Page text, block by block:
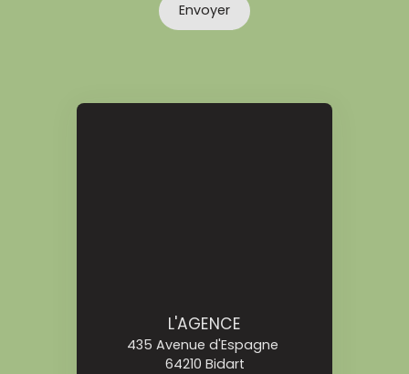
Envoyer
L'AGENCE
435 Avenue d'Espagne
64210 Bidart